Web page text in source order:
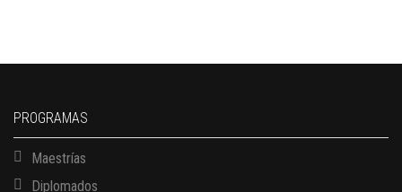
PROGRAMAS
Maestrías
Diplomados